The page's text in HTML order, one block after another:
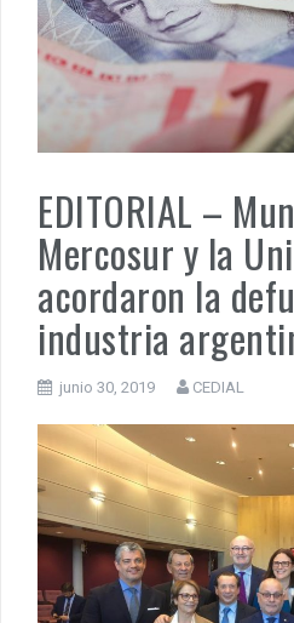
PENSAR UNA SEÑAL | UNA
MUÑIZ. PORQUE LA
PENSAR UNA SEÑAL |
sustentibilidad. | 6 DE
EDITORIAL –
Mercosur y la
acordaron la
industria
junio 30, 2019 CEDIAL